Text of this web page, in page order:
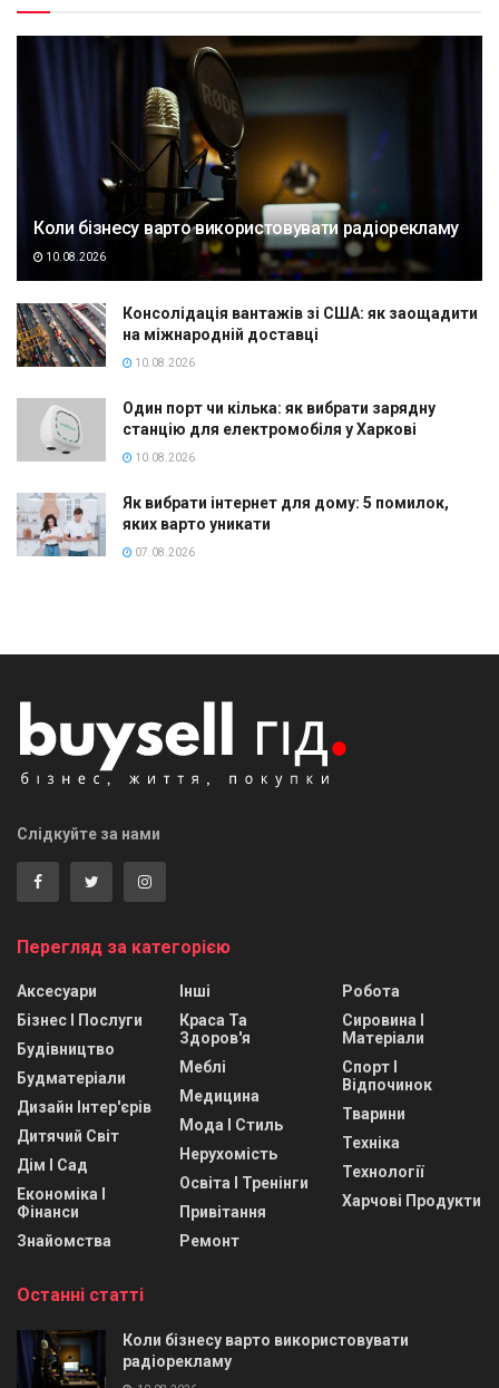
Коли бізнесу варто використовувати радіорекламу
10.08.2026
Консолідація вантажів зі США: як заощадити
на міжнародній доставці
10.08.2026
Один порт чи кілька: як вибрати зарядну
станцію для електромобіля у Харкові
10.08.2026
Як вибрати інтернет для дому: 5 помилок,
яких варто уникати
07.08.2026
Слідкуйте за нами
Перегляд за категорією
Аксесуари
Бізнес І Послуги
Будівництво
Будматеріали
Дизайн Інтер'єрів
Дитячий Світ
Дім І Сад
Економіка І
Фінанси
Знайомства
Інші
Краса Та
Здоров'я
Меблі
Медицина
Мода І Стиль
Нерухомість
Освіта І Тренінги
Привітання
Ремонт
Робота
Сировина І
Матеріали
Спорт І
Відпочинок
Тварини
Техніка
Технології
Харчові Продукти
Останні статті
Коли бізнесу варто використовувати
радіорекламу